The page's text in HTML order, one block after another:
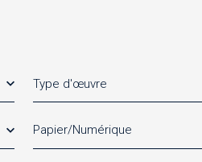
Type d'œuvre
Papier/Numérique